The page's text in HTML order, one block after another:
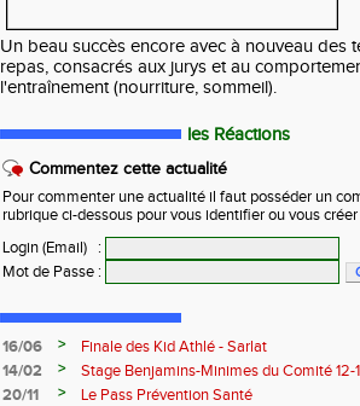
Un beau succès encore avec à nouveau des
repas, consacrés aux jurys et au
l'entraînement (nourriture, sommeil).
les Réactions
Commentez cette actualité
Pour commenter une actualité il faut posséder un
rubrique ci-dessous pour vous identifier ou vous
Login (Email)
:
Mot de Passe :
16/06 >
Finale des Kid Athlé - Sarlat
14/02
>
Stage Benjamins-Minimes du Comité 12-
succès.
20/11 >
Le Pass Prévention Santé